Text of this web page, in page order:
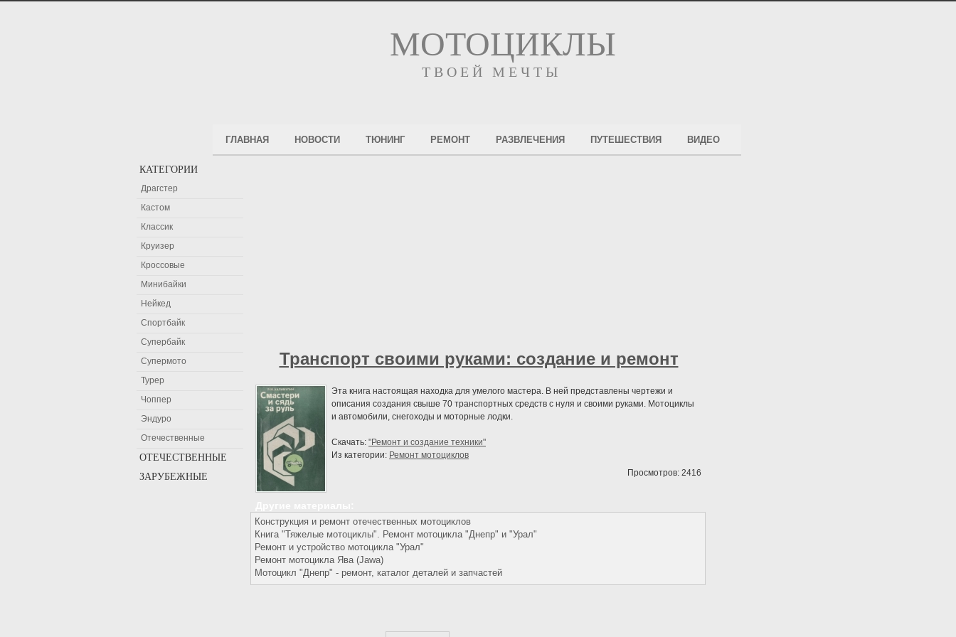
МОТОЦИКЛЫ
ТВОЕЙ МЕЧТЫ
ГЛАВНАЯ НОВОСТИ ТЮНИНГ РЕМОНТ РАЗВЛЕЧЕНИЯ ПУТЕШЕСТВИЯ ВИДЕО
Транспорт своими руками: создание и ремонт
Эта книга настоящая находка для умелого мастера. В ней представлены чертежи и
описания создания свыше 70 транспортных средств с нуля и своими руками. Мотоциклы
и автомобили, снегоходы и моторные лодки.
Скачать: "Ремонт и создание техники"
Из категории: Ремонт мотоциклов
Просмотров: 2416
Конструкция и ремонт отечественных мотоциклов
Книга "Тяжелые мотоциклы". Ремонт мотоцикла "Днепр" и "Урал"
Ремонт и устройство мотоцикла "Урал"
Ремонт мотоцикла Ява (Jawa)
Мотоцикл "Днепр" - ремонт, каталог деталей и запчастей
КАТЕГОРИИ
Драгстер
Кастом
Классик
Круизер
Кроссовые
Минибайки
Нейкед
Спортбайк
Супербайк
Супермото
Турер
Чоппер
Эндуро
Отечественные
ОТЕЧЕСТВЕННЫЕ
Мотоциклы Восход
ЗАРУБЕЖНЫЕ